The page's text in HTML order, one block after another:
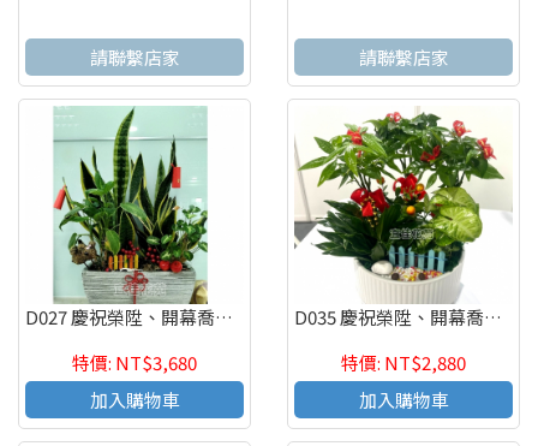
請聯繫店家 請聯繫店家
D027 慶祝榮陞、開幕喬遷、參展成功、招財進寶虎尾蘭盆栽
特價: NT$3,680
加入購物車
D035 慶祝榮陞、開幕喬遷、參展成功、招財進寶發財樹
特價: NT$2,880
加入購物車